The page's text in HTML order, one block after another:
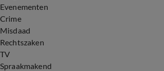
Evenementen
Crime
Misdaad
Rechtszaken
TV
Spraakmakend